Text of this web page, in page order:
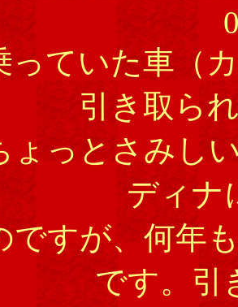
っていた車（
引き取ら
ょっとさみし
ディナ
ですが、何年
です。引